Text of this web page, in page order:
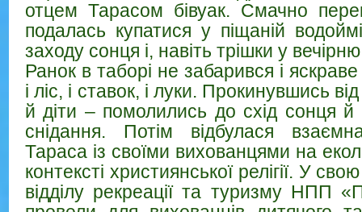
отцем Тарасом бівуак. Смачно
подалась купатися у піщаній
заходу сонця і, навіть трішки у
Ранок в таборі не забарився і
і ліс, і ставок, і луки. Прокинувшись
й діти – помолились до схід сонця й
снідання. Потім відбулася
Тараса із своїми вихованцями на
контексті християнської релігії. У
відділу рекреації та туризму НПП